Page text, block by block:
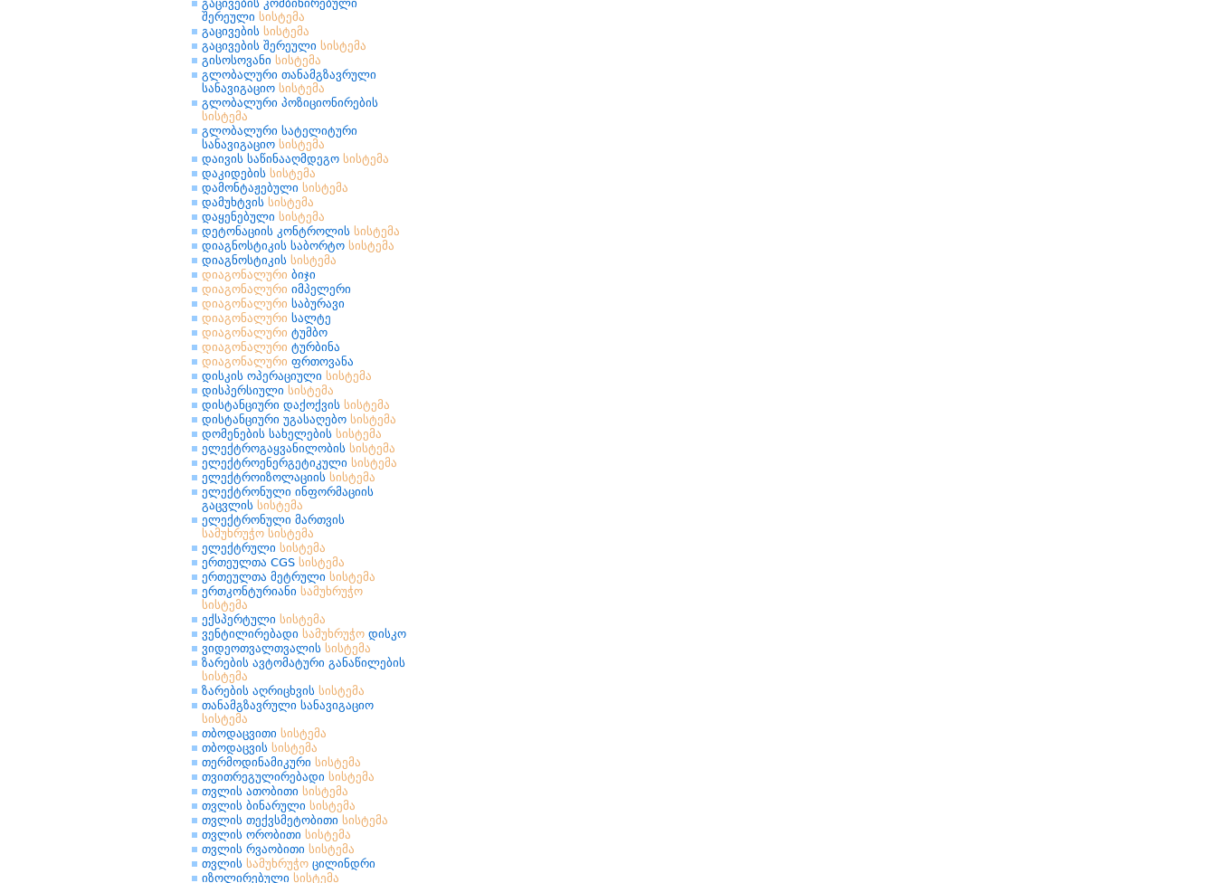
გაცივების კომბინირებული
შერეული სისტემა
გაცივების სისტემა
გაცივების შერეული სისტემა
გისოსოვანი სისტემა
გლობალური თანამგზავრული
სანავიგაციო სისტემა
გლობალური პოზიციონირების
სისტემა
გლობალური სატელიტური
სანავიგაციო სისტემა
დაივის საწინააღმდეგო სისტემა
დაკიდების სისტემა
დამონტაჟებული სისტემა
დამუხტვის სისტემა
დაყენებული სისტემა
დეტონაციის კონტროლის სისტემა
დიაგნოსტიკის საბორტო სისტემა
დიაგნოსტიკის სისტემა
დიაგონალური ბიჯი
დიაგონალური იმპელერი
დიაგონალური საბურავი
დიაგონალური სალტე
დიაგონალური ტუმბო
დიაგონალური ტურბინა
დიაგონალური ფრთოვანა
დისკის ოპერაციული სისტემა
დისპერსიული სისტემა
დისტანციური დაქოქვის სისტემა
დისტანციური უგასაღებო სისტემა
დომენების სახელების სისტემა
ელექტროგაყვანილობის სისტემა
ელექტროენერგეტიკული სისტემა
ელექტროიზოლაციის სისტემა
ელექტრონული ინფორმაციის
გაცვლის სისტემა
ელექტრონული მართვის
სამუხრუჭო სისტემა
ელექტრული სისტემა
ერთეულთა CGS სისტემა
ერთეულთა მეტრული სისტემა
ერთკონტურიანი სამუხრუჭო
სისტემა
ექსპერტული სისტემა
ვენტილირებადი სამუხრუჭო დისკო
ვიდეოთვალთვალის სისტემა
ზარების ავტომატური განაწილების
სისტემა
ზარების აღრიცხვის სისტემა
თანამგზავრული სანავიგაციო
სისტემა
თბოდაცვითი სისტემა
თბოდაცვის სისტემა
თერმოდინამიკური სისტემა
თვითრეგულირებადი სისტემა
თვლის ათობითი სისტემა
თვლის ბინარული სისტემა
თვლის თექვსმეტობითი სისტემა
თვლის ორობითი სისტემა
თვლის რვაობითი სისტემა
თვლის სამუხრუჭო ცილინდრი
იზოლირებული სისტემა